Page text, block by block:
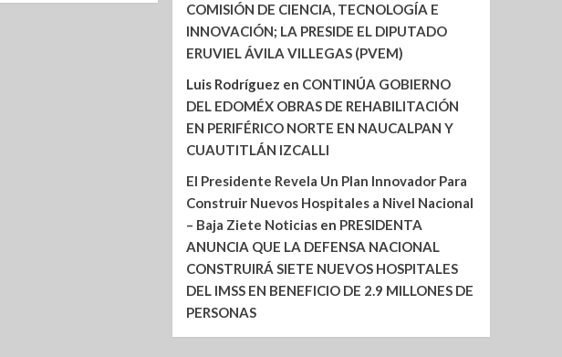
COMISIÓN DE CIENCIA, TECNOLOGÍA E
INNOVACIÓN; LA PRESIDE EL DIPUTADO
ERUVIEL ÁVILA VILLEGAS (PVEM)
Luis Rodríguez en CONTINÚA GOBIERNO
DEL EDOMÉX OBRAS DE REHABILITACIÓN
EN PERIFÉRICO NORTE EN NAUCALPAN Y
CUAUTITLÁN IZCALLI
El Presidente Revela Un Plan Innovador Para
Construir Nuevos Hospitales a Nivel Nacional
– Baja Ziete Noticiasen PRESIDENTA
ANUNCIA QUE LA DEFENSA NACIONAL
CONSTRUIRÁ SIETE NUEVOS HOSPITALES
DEL IMSS EN BENEFICIO DE 2.9 MILLONES DE
PERSONAS